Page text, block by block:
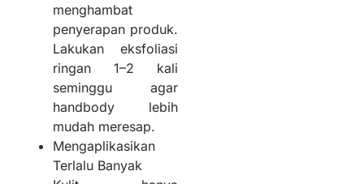
menghambat
penyerapan produk.
Lakukan eksfoliasi
ringan 1–2 kali
seminggu agar
handbody lebih
mudah meresap.
Mengaplikasikan
Terlalu Banyak